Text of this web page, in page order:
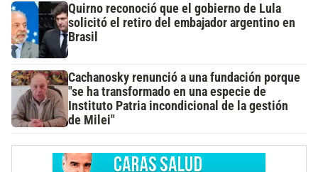
Quirno reconoció que el gobierno de Lula
solicitó el retiro del embajador argentino en
Brasil
Cachanosky renunció a una fundación porque
"se ha transformado en una especie de
Instituto Patria incondicional de la gestión
de Milei"